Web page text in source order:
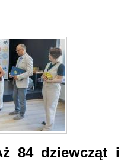
84 dziewcząt